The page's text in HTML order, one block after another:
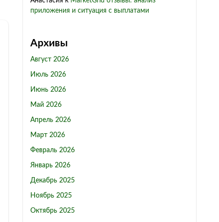
приложения и ситуация с выплатами
Архивы
Август 2026
Июль 2026
Июнь 2026
Май 2026
Апрель 2026
Март 2026
Февраль 2026
Январь 2026
Декабрь 2025
Ноябрь 2025
Октябрь 2025